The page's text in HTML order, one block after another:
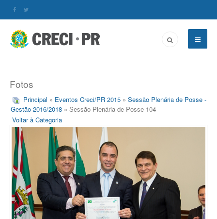
Fotos
Principal » Eventos Creci/PR 2015 » Sessão Plenária de Posse -
Gestão 2016/2018 » Sessão Plenária de Posse-104
Voltar à Categoria